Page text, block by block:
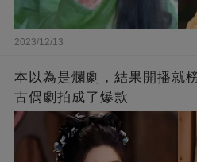
2023/12/13
本以為是爛劇，結果開播就
古偶劇拍成了爆款